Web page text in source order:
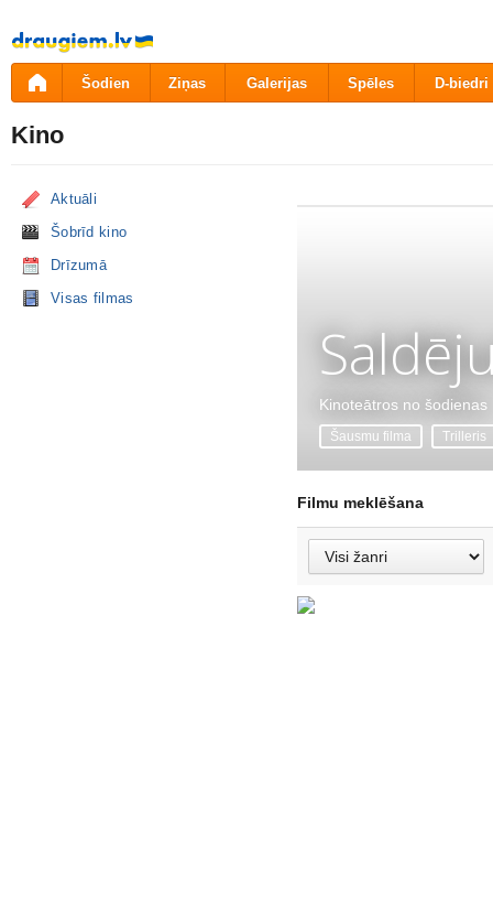
Pāriet
uz
saturu
Šodien Ziņas Galerijas Spēles D-biedri
Kino
Aktuāli
Šobrīd kino
Drīzumā
Visas filmas
Kinoteātros no šodienas
Šausmu filma Trilleris
Filmu meklēšana